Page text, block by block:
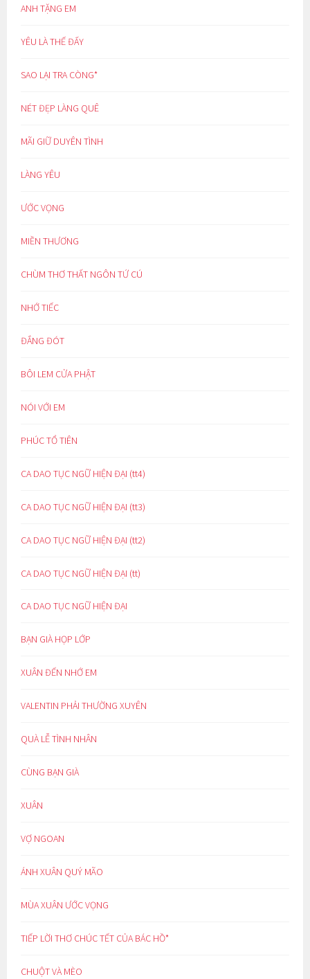
ANH TẶNG EM
YÊU LÀ THẾ ĐẤY
SAO LẠI TRA CÒNG*
NÉT ĐẸP LÀNG QUÊ
MÃI GIỮ DUYÊN TÌNH
LÀNG YÊU
ƯỚC VỌNG
MIỀN THƯƠNG
CHÙM THƠ THẤT NGÔN TỨ CÚ
NHỚ TIẾC
ĐẮNG ĐÓT
BÔI LEM CỬA PHẬT
NÓI VỚI EM
PHÚC TỔ TIÊN
CA DAO TỤC NGỮ HIỆN ĐẠI (tt4)
CA DAO TỤC NGỮ HIỆN ĐẠI (tt3)
CA DAO TỤC NGỮ HIỆN ĐẠI (tt2)
CA DAO TỤC NGỮ HIỆN ĐẠI (tt)
CA DAO TỤC NGỮ HIỆN ĐẠI
BẠN GIÀ HỌP LỚP
XUÂN ĐẾN NHỚ EM
VALENTIN PHẢI THƯỜNG XUYÊN
QUÀ LỄ TÌNH NHÂN
CÙNG BẠN GIÀ
XUÂN
VỢ NGOAN
ÁNH XUÂN QUÝ MÃO
MÙA XUÂN ƯỚC VỌNG
TIẾP LỜI THƠ CHÚC TẾT CỦA BÁC HỒ*
CHUỘT VÀ MÈO